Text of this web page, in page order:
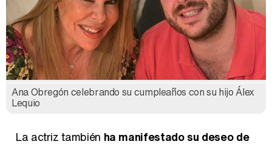
Ana Obregón celebrando su cumpleaños con su hijo Álex
Lequio
La actriz también ha manifestado su deseo de